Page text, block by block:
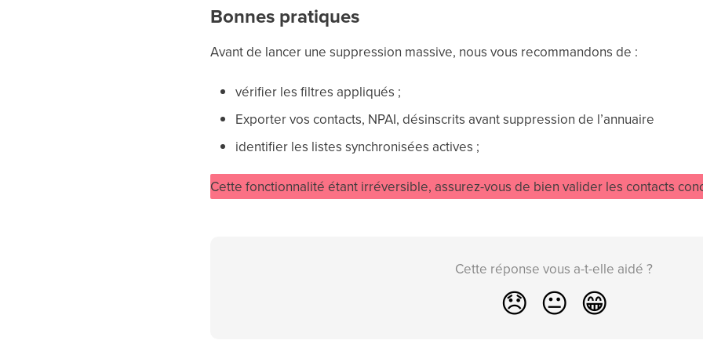
Bonnes pratiques
Avant de lancer une suppression massive, nous vous recommandons de :
vérifier les filtres appliqués ;
Exporter vos contacts, NPAI, désinscrits avant suppression de l’annuaire
identifier les listes synchronisées actives ;
Cette fonctionnalité étant irréversible, assurez-vous de bien valider les contacts
Cette réponse vous a-t-elle aidé ?
😞 😐 😁